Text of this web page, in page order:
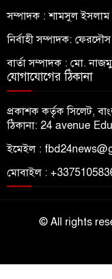
সম্পাদক : শামসুল ইসলাম
নির্বাহী সম্পাদক:
বার্তা সম্পাদক : মো.
যোগাযোগের ঠিকানা
প্রকাশক কর্তৃক সিলেট,
ঠিকানা: 24 avenue
ইমেইল :
মোবাইল :
© All rights